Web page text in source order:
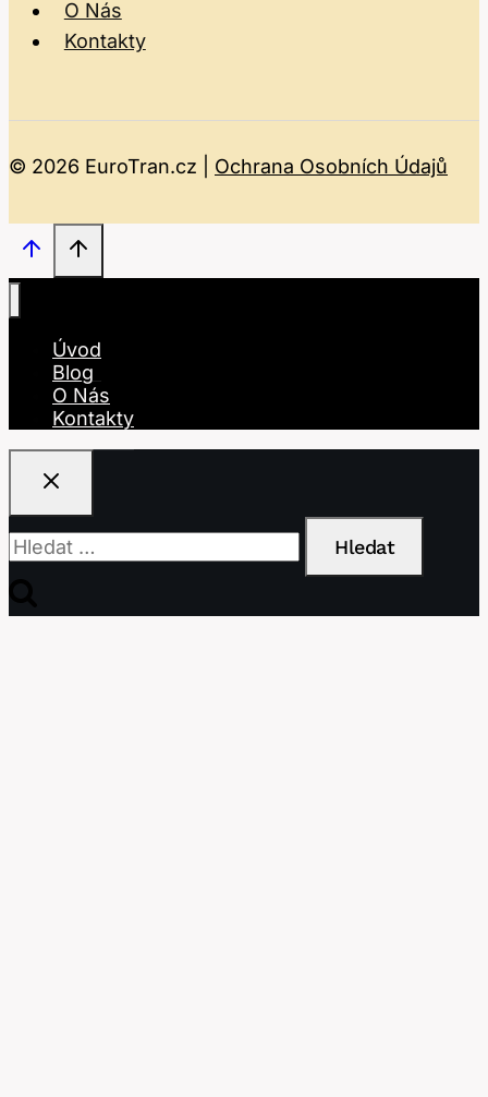
O Nás
Kontakty
© 2026 EuroTran.cz | Ochrana Osobních Údajů
Úvod
Blog
O Nás
Kontakty
Vyhledávání